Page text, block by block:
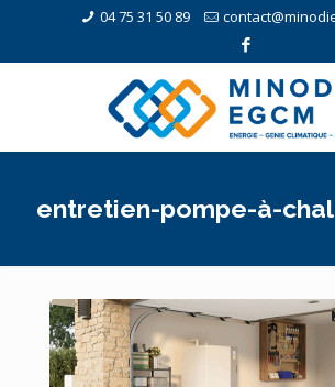
04 75 31 50 89
entretien-pompe-à-